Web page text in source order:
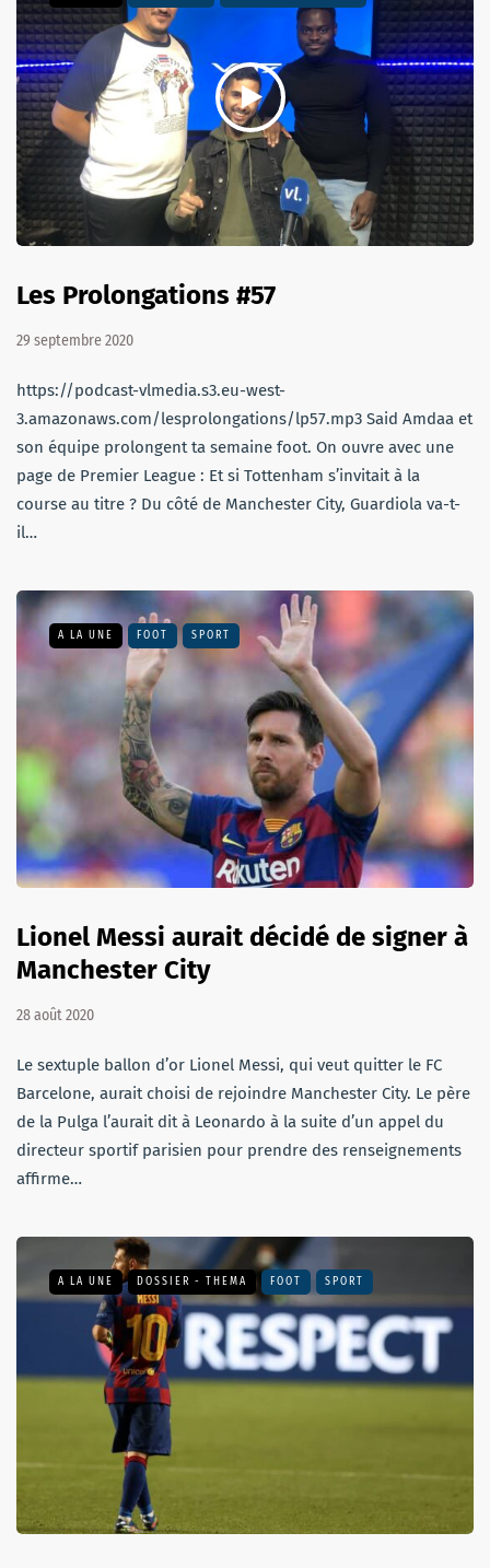
Les Prolongations #57
29 septembre 2020
https://podcast-vlmedia.s3.eu-west-
3.amazonaws.com/lesprolongations/lp57.mp3 Said Amdaa et
son équipe prolongent ta semaine foot. On ouvre avec une
page de Premier League : Et si Tottenham s’invitait à la
course au titre ? Du côté de Manchester City, Guardiola va-t-
il…
A LA UNE FOOT SPORT
Lionel Messi aurait décidé de signer à
Manchester City
28 août 2020
Le sextuple ballon d’or Lionel Messi, qui veut quitter le FC
Barcelone, aurait choisi de rejoindre Manchester City. Le père
de la Pulga l’aurait dit à Leonardo à la suite d’un appel du
directeur sportif parisien pour prendre des renseignements
affirme…
A LA UNE DOSSIER - THEMA FOOT SPORT